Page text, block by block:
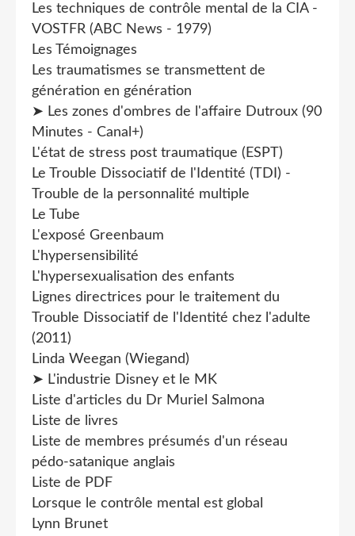
Les techniques de contrôle mental de la CIA -
VOSTFR (ABC News - 1979)
Les Témoignages
Les traumatismes se transmettent de
génération en génération
➤ Les zones d'ombres de l'affaire Dutroux (90
Minutes - Canal+)
L'état de stress post traumatique (ESPT)
Le Trouble Dissociatif de l'Identité (TDI) -
Trouble de la personnalité multiple
Le Tube
L'exposé Greenbaum
L'hypersensibilité
L'hypersexualisation des enfants
Lignes directrices pour le traitement du
Trouble Dissociatif de l'Identité chez l'adulte
(2011)
Linda Weegan (Wiegand)
➤ L'industrie Disney et le MK
Liste d'articles du Dr Muriel Salmona
Liste de livres
Liste de membres présumés d'un réseau
pédo-satanique anglais
Liste de PDF
Lorsque le contrôle mental est global
Lynn Brunet